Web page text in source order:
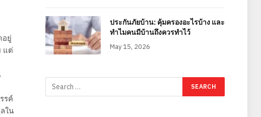
อยู่
แต่
รค์
ใน
ประกันภัยบ้าน: คุ้มครองอะไรบ้าง และ
ทำไมคนมีบ้านถึงควรทำไว้
May 15, 2026